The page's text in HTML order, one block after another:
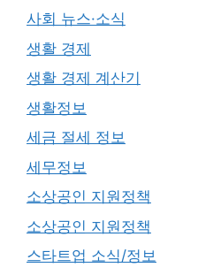
사회 뉴스·소식
생활 경제
생활 경제 계산기
생활정보
세금 절세 정보
세무정보
소상공인 지원정책
소상공인 지원정책
스타트업 소식/정보